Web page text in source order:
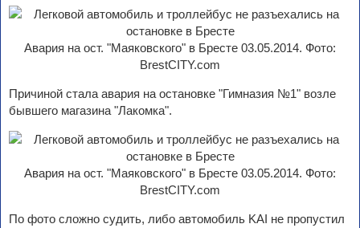
Авария на ост. "Маяковского" в Бресте 03.05.2014. Фото:
BrestCITY.com
Причиной стала авария на остановке "Гимназия №1" возле
бывшего магазина "Лакомка".
Авария на ост. "Маяковского" в Бресте 03.05.2014. Фото:
BrestCITY.com
По фото сложно судить, либо автомобиль KAI не пропустил